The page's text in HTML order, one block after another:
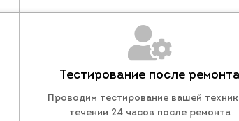
Тестирование после ремонта
Проводим тестирование вашей
течении 24 часов после ремонта